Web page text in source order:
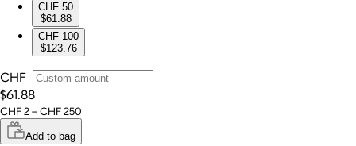
CHF 50
$61.88
CHF 100
$123.76
CHF
$61.88
CHF 2 – CHF 250
Add to bag